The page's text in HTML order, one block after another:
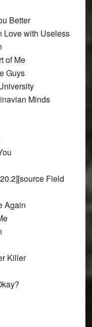
Better
Love with Useless
of Me
Guys
Minds
Field
Again
Killer